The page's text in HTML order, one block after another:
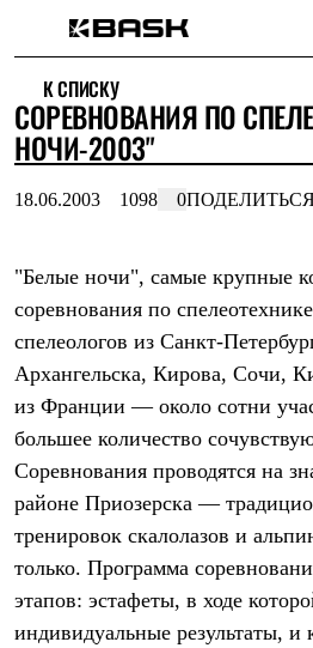
Интернет-магазин
Мужская одежда
Утепленная пухом
Куртки
Жилеты
Куртки
Штормовая одежда
Куртки
Брюки
Софтшелл одежда
Куртки
Брюки
Куртки
Брюки
Термобелье
Теплое термобелье
Среднее термобелье
Легкое термобелье
Лёгкая одежда
К СПИСКУ
СОРЕВНОВАНИЯ ПО
НОЧИ-2003"
18.06.2003 1098 0
"Белые ночи", самые крупные
соревнования по
спелеологов из Санкт-
Архангельска, Кирова, Сочи,
из Франции — около сотни
большее количество
Соревнования проводятся на
районе Приозерска —
тренировок скалолазов и
только. Программа
этапов: эстафеты, в ходе
индивидуальные результаты, и